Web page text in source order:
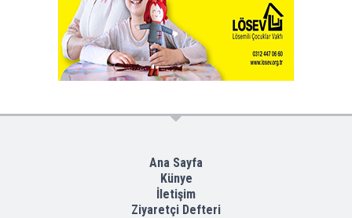
Ana Sayfa
Künye
İletişim
Ziyaretçi Defteri